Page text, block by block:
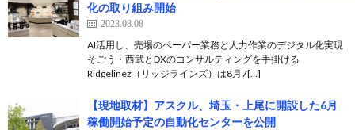
化の取り組み開始
2023.08.08
AI活用し、売場のペーパー業務と人力作業のデジタル化実現
そごう・西武とDXのコンサルティングを手掛ける
Ridgelinez（リッジラインズ）は8月7[…]
【現地取材】アスクル、埼玉・上尾に開設した6月
稼働開始予定の自動化センターを公開